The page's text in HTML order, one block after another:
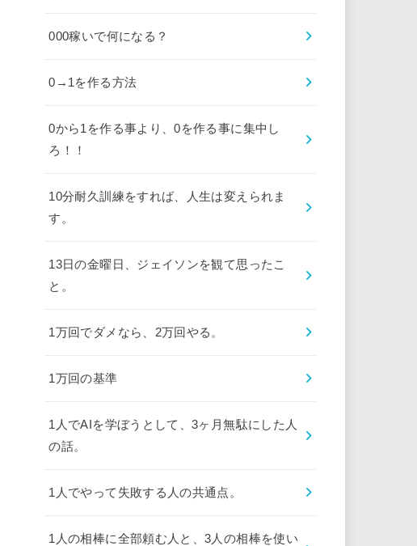
000稼いで何になる？
0→1を作る方法
0から1を作る事より、0を作る事に集中し
ろ！！
10分耐久訓練をすれば、人生は変えられま
す。
13日の金曜日、ジェイソンを観て思ったこ
と。
1万回でダメなら、2万回やる。
1万回の基準
1人でAIを学ぼうとして、3ヶ月無駄にした人
の話。
1人でやって失敗する人の共通点。
1人の相棒に全部頼む人と、3人の相棒を使い